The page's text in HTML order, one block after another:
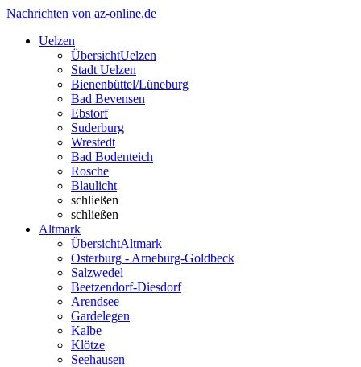
Nachrichten von az-online.de
Uelzen
ÜbersichtUelzen
Stadt Uelzen
Bienenbüttel/Lüneburg
Bad Bevensen
Ebstorf
Suderburg
Wrestedt
Bad Bodenteich
Rosche
Blaulicht
schließen
schließen
Altmark
ÜbersichtAltmark
Osterburg - Arneburg-Goldbeck
Salzwedel
Beetzendorf-Diesdorf
Arendsee
Gardelegen
Kalbe
Klötze
Seehausen